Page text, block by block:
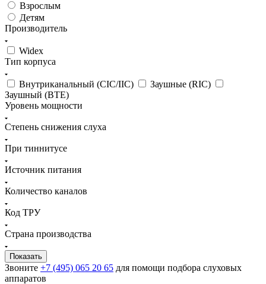
Взрослым
Детям
Производитель
Widex
Тип корпуса
Внутриканальный (CIC/IIC)
Заушные (RIC)
Заушный (BTE)
Уровень мощности
Степень снижения слуха
При тиннитусе
Источник питания
Количество каналов
Код ТРУ
Страна производства
Звоните +7 (495) 065 20 65 для помощи подбора слуховых
аппаратов